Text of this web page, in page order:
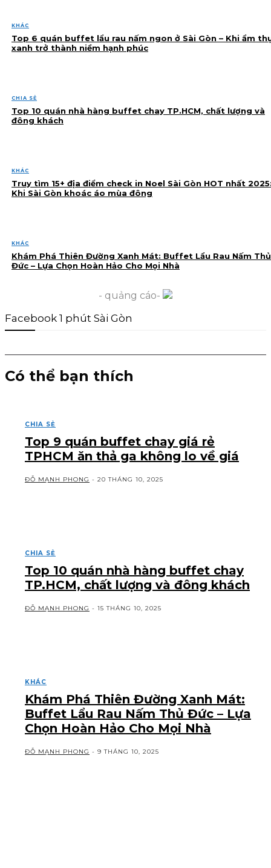
KHÁC
Top 6 quán buffet lẩu rau nấm ngon ở Sài Gòn – Khi ẩm
xanh trở thành niềm hạnh phúc
CHIA SẺ
Top 10 quán nhà hàng buffet chay TP.HCM, chất lượng và
đông khách
KHÁC
Truy tìm 15+ địa điểm check in Noel Sài Gòn HOT nhất
Khi Sài Gòn khoác áo mùa đông
KHÁC
Khám Phá Thiên Đường Xanh Mát: Buffet Lẩu Rau Nấm Thủ
Đức – Lựa Chọn Hoàn Hảo Cho Mọi Nhà
- quảng cáo-
Facebook 1 phút Sài Gòn
Có thể bạn thích
CHIA SẺ
Top 9 quán buffet chay giá rẻ
TPHCM ăn thả ga không lo về giá
ĐỖ MẠNH PHONG - 20 THÁNG 10, 2025
CHIA SẺ
Top 10 quán nhà hàng buffet chay
TP.HCM, chất lượng và đông khách
ĐỖ MẠNH PHONG - 15 THÁNG 10, 2025
KHÁC
Khám Phá Thiên Đường Xanh Mát:
Buffet Lẩu Rau Nấm Thủ Đức – Lựa
Chọn Hoàn Hảo Cho Mọi Nhà
ĐỖ MẠNH PHONG - 9 THÁNG 10, 2025